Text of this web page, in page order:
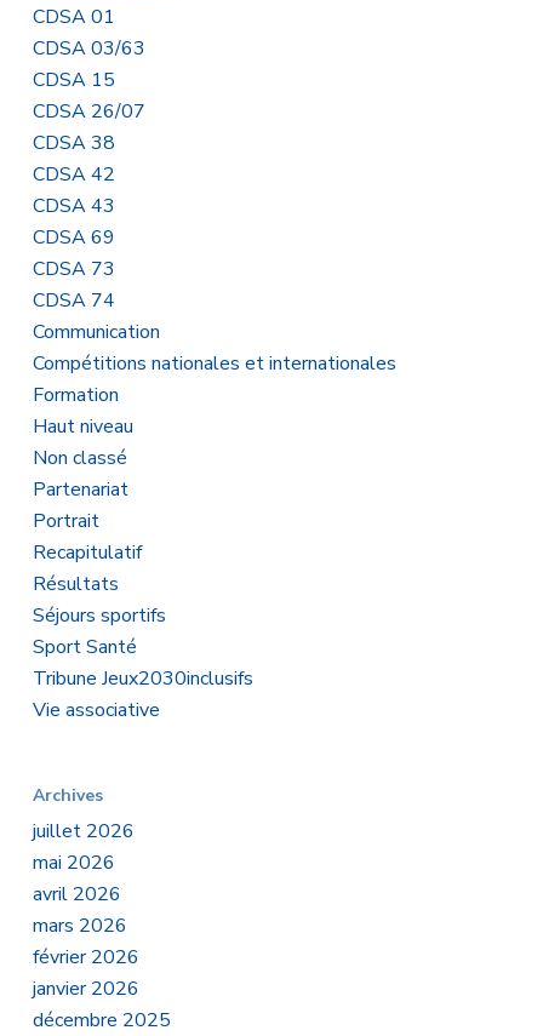
CDSA 01
CDSA 03/63
CDSA 15
CDSA 26/07
CDSA 38
CDSA 42
CDSA 43
CDSA 69
CDSA 73
CDSA 74
Communication
Compétitions nationales et internationales
Formation
Haut niveau
Non classé
Partenariat
Portrait
Recapitulatif
Résultats
Séjours sportifs
Sport Santé
Tribune Jeux2030inclusifs
Vie associative
Archives
juillet 2026
mai 2026
avril 2026
mars 2026
février 2026
janvier 2026
décembre 2025